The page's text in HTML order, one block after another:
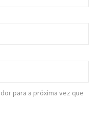
para a próxima vez que